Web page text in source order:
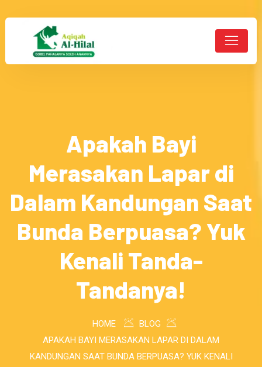
Apakah Bayi
Merasakan Lapar di
Dalam Kandungan Saat
Bunda Berpuasa? Yuk
Kenali Tanda-
Tandanya!
HOME
BLOG
APAKAH BAYI MERASAKAN LAPAR DI DALAM
KANDUNGAN SAAT BUNDA BERPUASA? YUK KENALI